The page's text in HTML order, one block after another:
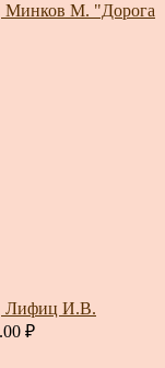
Минков М. "Дорога
Лифиц И.В.
₽